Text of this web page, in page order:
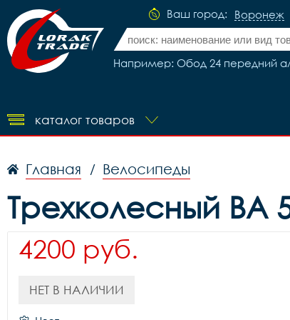
Ваш город: Воронеж
Например: Обод 24 передний
каталог товаров
Главная / Велосипеды
Трехколесный BA
4200 руб.
НЕТ В НАЛИЧИИ